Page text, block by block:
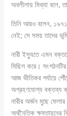
অবলীলায় মিথ্যা বলে,
তিনি আরও বলেন,
নেই; সে সময় তাদের
নারী ইস্যুতে এমন
মিছিল করে। সংগঠনটির
আজ ভীতিকর পর্যায়ে
অগ্রহণযোগ্য বক্তব্য
নারীর অর্জন মুছে ফেলার
অর্থনৈতিক ক্ষমতায়নের